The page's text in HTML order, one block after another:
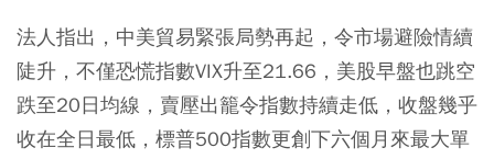
法人指出，中美貿易緊張局勢再起，令市場避險情續
陡升，不僅恐慌指數VIX升至21.66，美股早盤也跳空
跌至20日均線，賣壓出籠令指數持續走低，收盤幾乎
收在全日最低，標普500指數更創下六個月來最大單